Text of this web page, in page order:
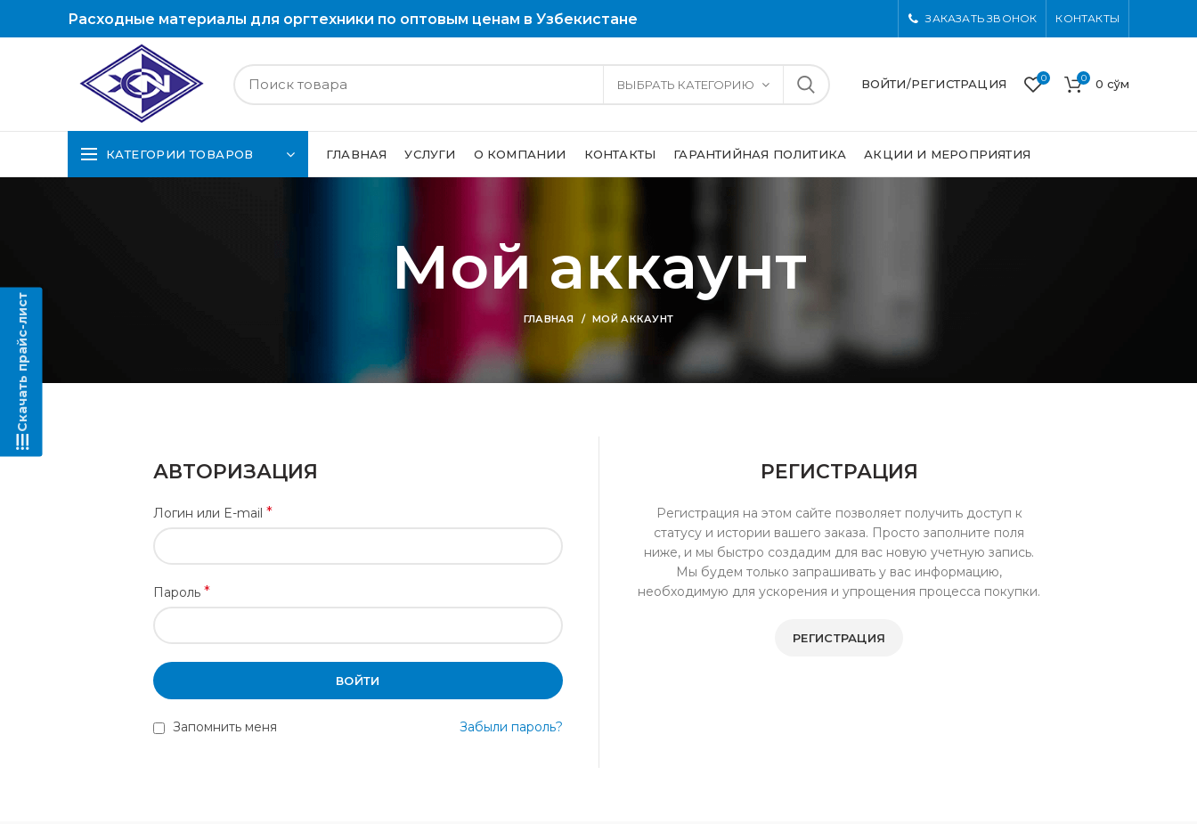
Расходные материалы для оргтехники по оптовым ценам в Узбекистане ЗАКАЗАТЬ ЗВОНОК КОНТАКТЫ
ВЫБРАТЬ КАТЕГОРИЮ ВОЙТИ/РЕГИСТРАЦИЯ 0 0 0 сўм
КАТЕГОРИИ ТОВАРОВ ГЛАВНАЯ УСЛУГИ О КОМПАНИИ КОНТАКТЫ ГАРАНТИЙНАЯ ПОЛИТИКА АКЦИИ И МЕРОПРИЯТИЯ
Мой аккаунт
ГЛАВНАЯ МОЙ АККАУНТ
АВТОРИЗАЦИЯ
Логин или E-mail *
Пароль *
ВОЙТИ
Забыли пароль?
Запомнить меня
РЕГИСТРАЦИЯ
Регистрация на этом сайте позволяет получить доступ к
статусу и истории вашего заказа. Просто заполните поля
ниже, и мы быстро создадим для вас новую учетную запись.
Мы будем только запрашивать у вас информацию,
необходимую для ускорения и упрощения процесса покупки.
РЕГИСТРАЦИЯ
Скачать прайс-лист